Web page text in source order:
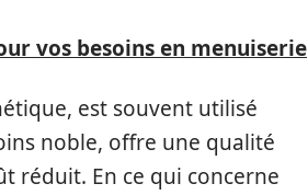
vos besoins en menuiserie
est souvent utilisé
noble, offre une qualité
réduit. En ce qui concerne